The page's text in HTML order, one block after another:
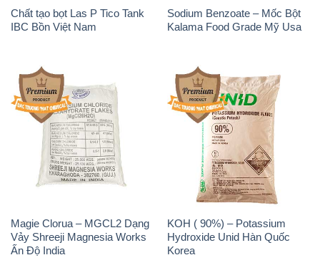
Magie Clorua – MGCL2 Dạng
Vảy Shreeji Magnesia Works
Ấn Độ India
KOH ( 90%) – Potassium
Hydroxide Unid Hàn Quốc